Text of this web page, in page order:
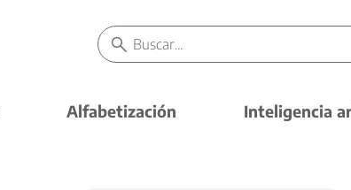
Alfabetización Inteligencia